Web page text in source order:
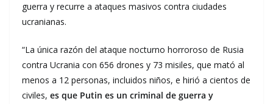
guerra y recurre a ataques masivos contra ciudades
ucranianas.
“La única razón del ataque nocturno horroroso de Rusia
contra Ucrania con 656 drones y 73 misiles, que mató al
menos a 12 personas, incluidos niños, e hirió a cientos de
civiles, es que Putin es un criminal de guerra y